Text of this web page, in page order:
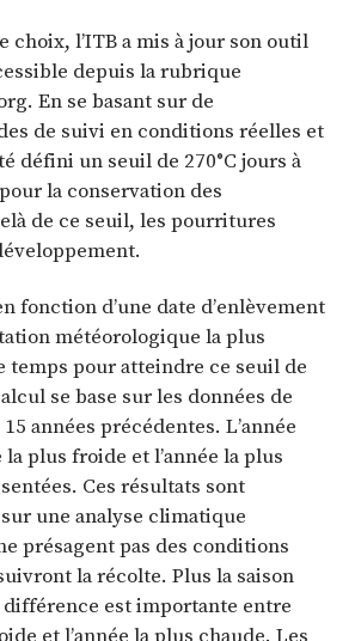
choix, l’ITB a mis à jour son outil
depuis la rubrique
En se basant sur de
de suivi en conditions réelles et
défini un seuil de 270°C jours à
la conservation des
de ce seuil, les pourritures
fonction d’une date d’enlèvement
météorologique la plus
temps pour atteindre ce seuil de
se base sur les données de
années précédentes. L’année
la plus froide et l’année la plus
Ces résultats sont
une analyse climatique
présagent pas des conditions
la récolte. Plus la saison
différence est importante entre